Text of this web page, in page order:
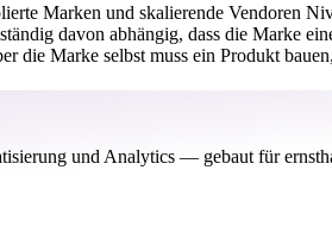
Marken und skalierende Vendoren
davon abhängig, dass die Marke
Marke selbst muss ein Produkt
und Analytics — gebaut für